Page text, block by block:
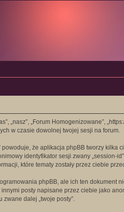
„Forum Homogenizowane”,
w czasie dowolnej twojej sesji na forum.
że aplikacja phpBB tworzy
identyfikator sesji zwany
które tematy zostały przez ciebie
phpBB, ale ich ten
posty napisane przez ciebie jako
dalej „twoje posty”.